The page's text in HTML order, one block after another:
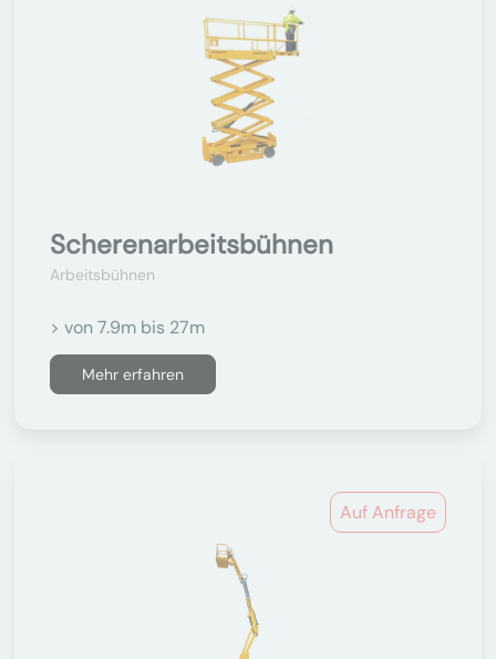
Scherenarbeitsbühnen
Arbeitsbühnen
> von 7.9m bis 27m
Mehr erfahren
Auf Anfrage